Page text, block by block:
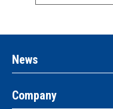
News
Company